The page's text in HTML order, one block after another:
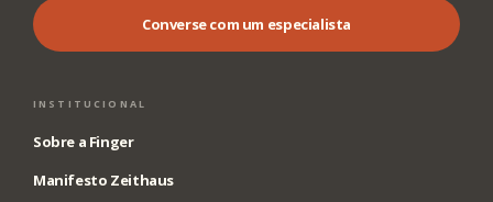
Converse com um especialista
INSTITUCIONAL
Sobre a Finger
Manifesto Zeithaus